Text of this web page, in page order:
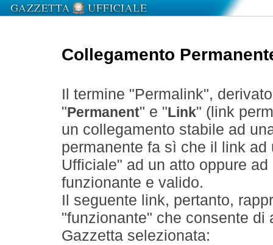
Collegamento
Il termine "Permalink",
" Permanent" e " Link" (link
un collegamento stabile ad
permanente fa sì che il link
Ufficiale" ad un atto oppure
funzionante e valido.
Il seguente link, pertanto,
"funzionante" che consente
Gazzetta selezionata: